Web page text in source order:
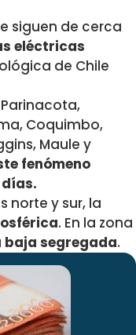
siguen de cerca
eléctricas
de Chile
Coquimbo,
Maule y
fenómeno
norte y sur, la
. En la zona
baja segregada.